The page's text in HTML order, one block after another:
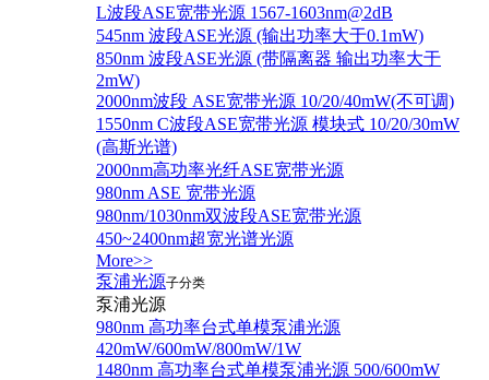
L波段ASE宽带光源 1567-1603nm@2dB
545nm 波段ASE光源 (输出功率大于0.1mW)
850nm 波段ASE光源 (带隔离器 输出功率大于
2mW)
2000nm波段 ASE宽带光源 10/20/40mW(不可调)
1550nm C波段ASE宽带光源 模块式 10/20/30mW
(高斯光谱)
2000nm高功率光纤ASE宽带光源
980nm ASE 宽带光源
980nm/1030nm双波段ASE宽带光源
450~2400nm超宽光谱光源
More>>
泵浦光源子分类
泵浦光源
980nm 高功率台式单模泵浦光源
420mW/600mW/800mW/1W
1480nm 高功率台式单模泵浦光源 500/600mW